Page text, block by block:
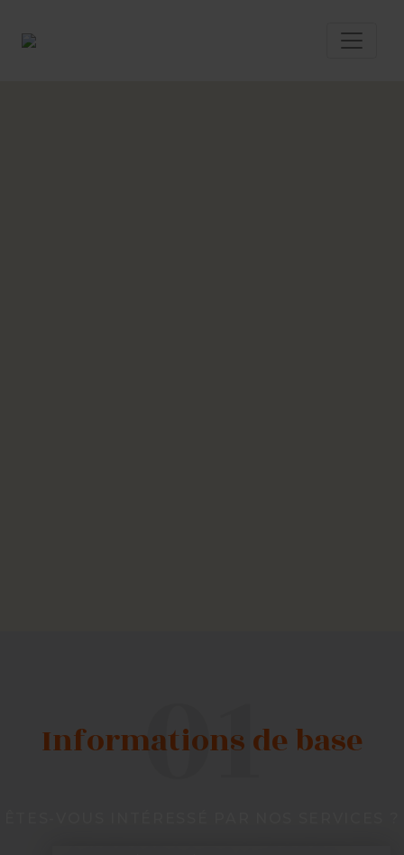
Informations de base